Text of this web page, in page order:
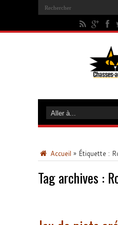
Accueil » Étiquette :
Tag archives :